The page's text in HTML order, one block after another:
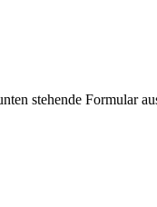
stehende Formular